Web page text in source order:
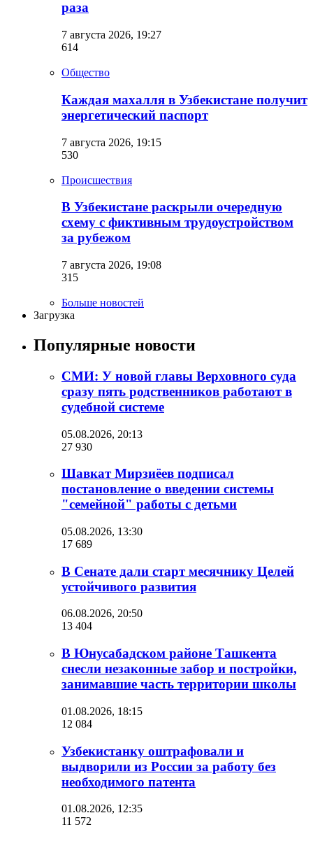
раза
7 августа 2026, 19:27
614
Общество
Каждая махалля в Узбекистане получит
энергетический паспорт
7 августа 2026, 19:15
530
Происшествия
В Узбекистане раскрыли очередную
схему с фиктивным трудоустройством
за рубежом
7 августа 2026, 19:08
315
Больше новостей
Загрузка
Популярные новости
СМИ: У новой главы Верховного суда
сразу пять родственников работают в
судебной системе
05.08.2026, 20:13
27 930
Шавкат Мирзиёев подписал
постановление о введении системы
"семейной" работы с детьми
05.08.2026, 13:30
17 689
В Сенате дали старт месячнику Целей
устойчивого развития
06.08.2026, 20:50
13 404
В Юнусабадском районе Ташкента
снесли незаконные забор и постройки,
занимавшие часть территории школы
01.08.2026, 18:15
12 084
Узбекистанку оштрафовали и
выдворили из России за работу без
необходимого патента
01.08.2026, 12:35
11 572